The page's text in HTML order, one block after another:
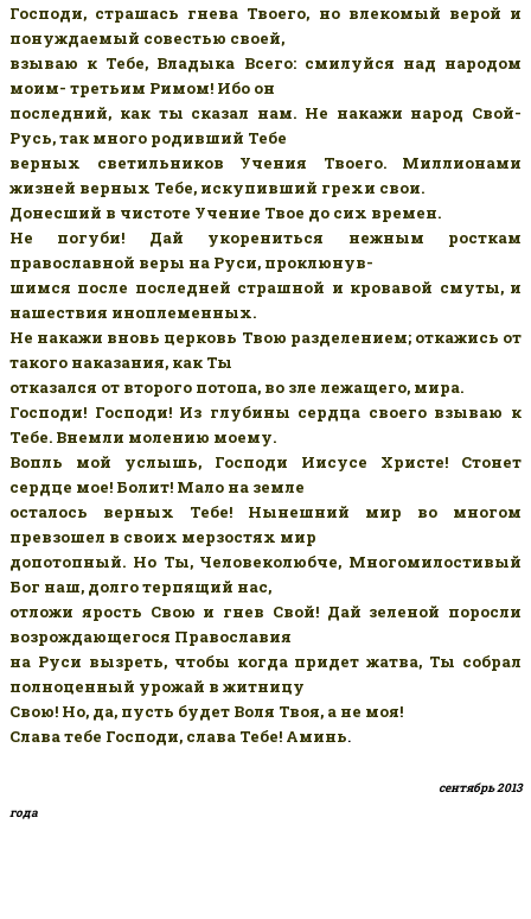
Господи, страшась гнева Твоего, но влекомый верой и
понуждаемый совестью своей,
взываю к Тебе, Владыка Всего: смилуйся над народом
моим- третьим Римом! Ибо он
последний, как ты сказал нам. Не накажи народ Свой-
Русь, так много родивший Тебе
верных светильников Учения Твоего. Миллионами
жизней верных Тебе, искупивший грехи свои.
Донесший в чистоте Учение Твое до сих времен.
Не погуби! Дай укорениться нежным росткам
православной веры на Руси, проклюнув-
шимся после последней страшной и кровавой смуты, и
нашествия иноплеменных.
Не накажи вновь церковь Твою разделением; откажись от
такого наказания, как Ты
отказался от второго потопа, во зле лежащего, мира.
Господи! Господи! Из глубины сердца своего взываю к
Тебе. Внемли молению моему.
Вопль мой услышь, Господи Иисусе Христе! Стонет
сердце мое! Болит! Мало на земле
осталось верных Тебе! Нынешний мир во многом
превзошел в своих мерзостях мир
допотопный. Но Ты, Человеколюбче, Многомилостивый
Бог наш, долго терпящий нас,
отложи ярость Свою и гнев Свой! Дай зеленой поросли
возрождающегося Православия
на Руси вызреть, чтобы когда придет жатва, Ты собрал
полноценный урожай в житницу
Свою! Но, да, пусть будет Воля Твоя, а не моя!
Слава тебе Господи, слава Тебе! Аминь.
сентябрь 2013
года